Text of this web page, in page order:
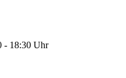
- 18:30 Uhr